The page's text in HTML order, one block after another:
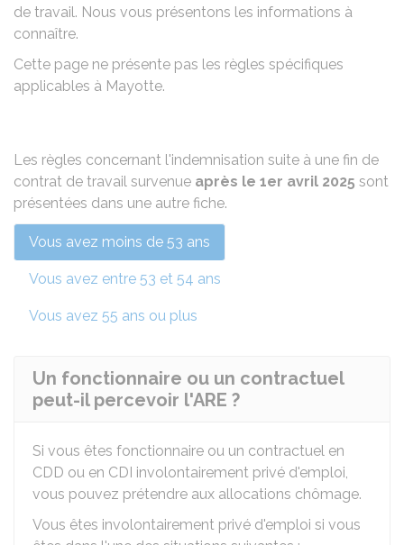
de travail. Nous vous présentons les informations à
connaître.
Cette page ne présente pas les règles spécifiques
applicables à Mayotte.
Les règles concernant l'indemnisation suite à une fin de
contrat de travail survenue après le 1er avril 2025 sont
présentées dans une autre fiche.
Vous avez moins de 53 ans
Vous avez entre 53 et 54 ans
Vous avez 55 ans ou plus
Un fonctionnaire ou un contractuel
peut-il percevoir l'ARE ?
Si vous êtes fonctionnaire ou un contractuel en
CDD ou en CDI involontairement privé d'emploi,
vous pouvez prétendre aux allocations chômage.
Vous êtes involontairement privé d'emploi si vous